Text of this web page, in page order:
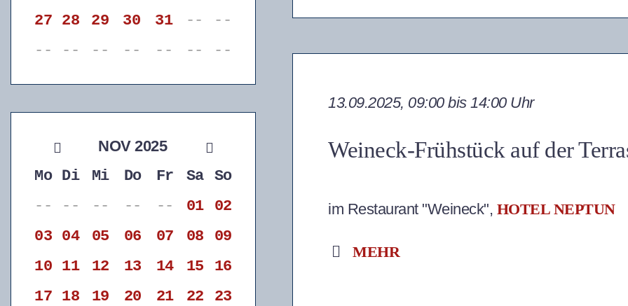
27 28 29 30 31 --
--
--
-- -- -- -- -- --
NOV 2025
Mo Di Mi Do Fr Sa
So
--
-- -- -- -- 01
02
03 04 05 06 07 08
09
10 11 12 13 14 15
16
17 18 19 20 21 22
23
Weineck-Frühstück auf der
13.09.2025, 09:00 bis 14:00 Uhr
im Restaurant "Weineck", HOTEL NEPTUN
MEHR